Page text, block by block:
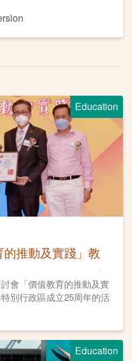
Education
推動及實踐」教
會「價值教育的推動及實
別行政區成立25周年的活
Education